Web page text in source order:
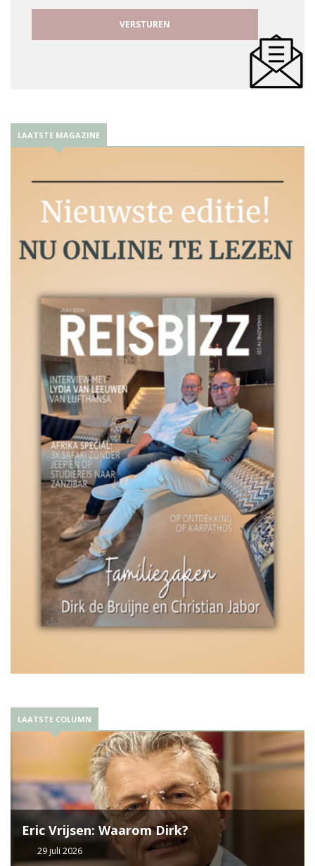
LAATSTE MAGAZINE
LAATSTE COLUMN
Eric Vrijsen: Waarom Dirk?
29 juli 2026